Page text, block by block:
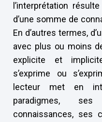
l’interprétation
d’une somme de
En d’autres termes,
avec plus ou moins
explicite et
s’exprime ou
lecteur met en
paradigmes,
connaissances, ses